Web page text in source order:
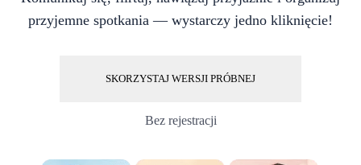
przyjemne spotkania — wystarczy jedno kliknięcie!
SKORZYSTAJ WERSJI PRÓBNEJ
Bez rejestracji